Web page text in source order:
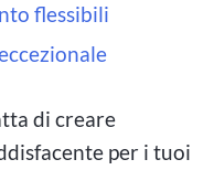
flessibili
di creare
per i tuoi